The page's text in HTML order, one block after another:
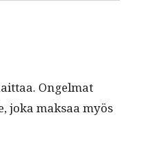
Ongel­mat
joka mak­saa myös